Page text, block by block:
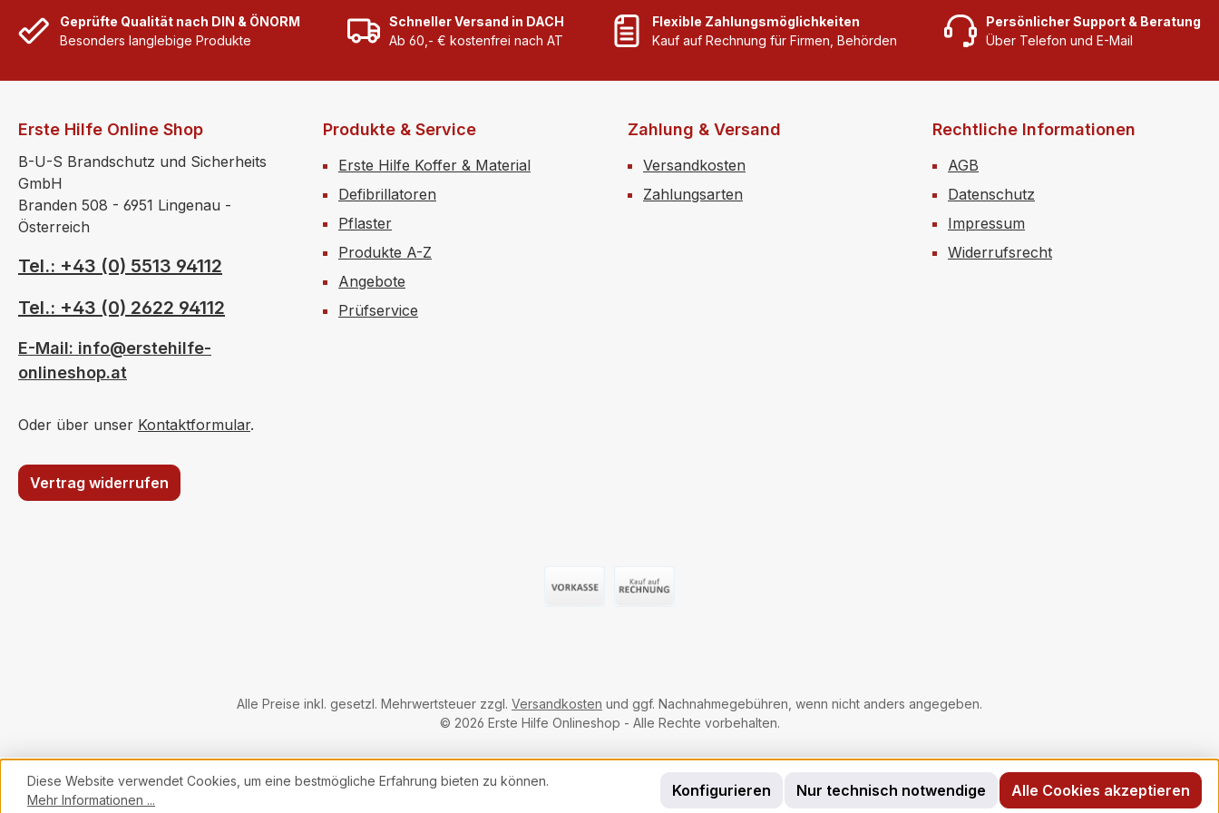
Schnittverletzungen. Ob
kleine Verletzungen oder
Oberflächenwunden -
Erleichterung. aluderm®
weicher und
geschmeidiger
Verbandstoff:
aluminiumbedampfte
Wundauflage aus
Polyestervlies, sehr starke
Sauglage (Saugfähigkeit
1.400 g/m2) und
hydrophobierte PP-
Abschlusslage. aluderm®
hat viele gute
verklebt nicht mit der
atmungsaktiv,
von Wundauflagen und
als leichter Stütz- und
und kann zur
Gliedmaßen genutzt
leicht abreißbar – der
Einsatz einer Schere ist
von Pflastern oder
Wundauflagen und als
Krompressionsverband an
Ruhigstellung verletzter
notwendig.Spezifikationen
Geprüfte Qualität nach DIN & ÖNORM
Besonders langlebige Produkte
Schneller Versand in DACH
Ab 60,- € kostenfrei nach AT
Flexible Zahlungsmöglichkeiten
Kauf auf Rechnung für Firmen, Behörden
Persönlicher Support & Beratung
Über Telefon und E-Mail
Erste Hilfe Online Shop
B-U-S Brandschutz und Sicherheits
GmbH
Branden 508 - 6951 Lingenau -
Österreich
Tel.: +43 (0) 5513 94112
Tel.: +43 (0) 2622 94112
E-Mail: info@erstehilfe-
onlineshop.at
Oder über unser Kontaktformular.
Vertrag widerrufen
Produkte & Service
Erste Hilfe Koffer & Material
Defibrillatoren
Pflaster
Produkte A-Z
Angebote
Prüfservice
Zahlung & Versand
Versandkosten
Zahlungsarten
Rechtliche Informationen
AGB
Datenschutz
Impressum
Widerrufsrecht
Alle Preise inkl. gesetzl. Mehrwertsteuer zzgl. Versandkosten und ggf. Nachnahmegebühren, wenn nicht anders angegeben.
© 2026 Erste Hilfe Onlineshop - Alle Rechte vorbehalten.
Diese Website verwendet Cookies, um eine bestmögliche Erfahrung bieten zu können.
Mehr Informationen ...
Nur technisch notwendige
Konfigurieren Alle Cookies akzeptieren